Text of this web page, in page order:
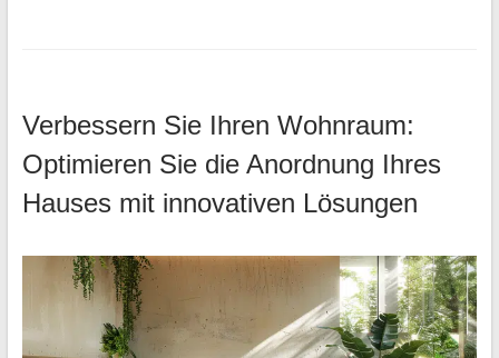
Verbessern Sie Ihren Wohnraum:
Optimieren Sie die Anordnung Ihres
Hauses mit innovativen Lösungen